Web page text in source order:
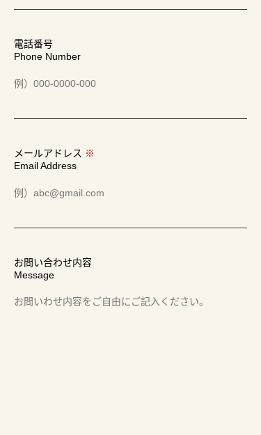
電話番号
Phone Number
メールアドレス ※
Email Address
お問い合わせ内容
Message